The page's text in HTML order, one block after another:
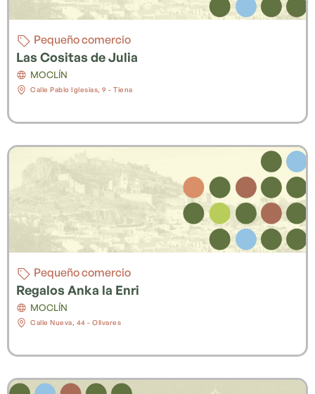
Pequeño comercio
Las Cositas de Julia
MOCLÍN
Calle Pablo Iglesias, 9 - Tiena
Pequeño comercio
Regalos Anka la Enri
MOCLÍN
Calle Nueva, 44 - Olivares